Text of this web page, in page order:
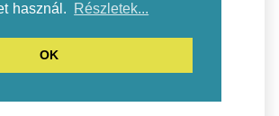
használ.
Részletek...
OK